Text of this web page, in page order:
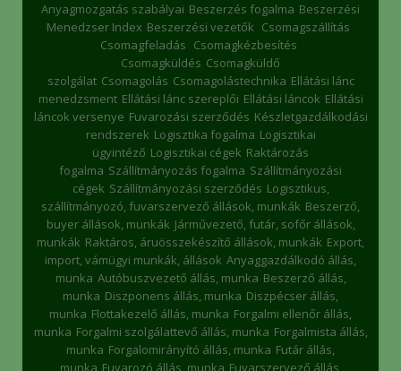
Anyagmozgatás szabályai Beszerzés fogalma Beszerzési
Menedzser Index Beszerzési vezetők Csomagszállítás
Csomagfeladás Csomagkézbesítés
Csomagküldés Csomagküldő
szolgálat Csomagolás Csomagolástechnika Ellátási lánc
menedzsment Ellátási lánc szereplői Ellátási láncok Ellátási
láncok versenye Fuvarozási szerződés Készletgazdálkodási
rendszerek Logisztika fogalma Logisztikai
ügyintéző Logisztikai cégek Raktározás
fogalma Szállítmányozás fogalma Szállítmányozási
cégek Szállítmányozási szerződés Logisztikus,
szállítmányozó, fuvarszervező állások, munkák Beszerző,
buyer állások, munkák Járművezető, futár, sofőr állások,
munkák Raktáros, áruösszekészítő állások, munkák Export,
import, vámügyi munkák, állások Anyaggazdálkodó állás,
munka Autóbuszvezető állás, munka Beszerző állás,
munka Diszponens állás, munka Diszpécser állás,
munka Flottakezelő állás, munka Forgalmi ellenőr állás,
munka Forgalmi szolgálattevő állás, munka Forgalmista állás,
munka Forgalomirányító állás, munka Futár állás,
munka Fuvarozó állás, munka Fuvarszervező állás,